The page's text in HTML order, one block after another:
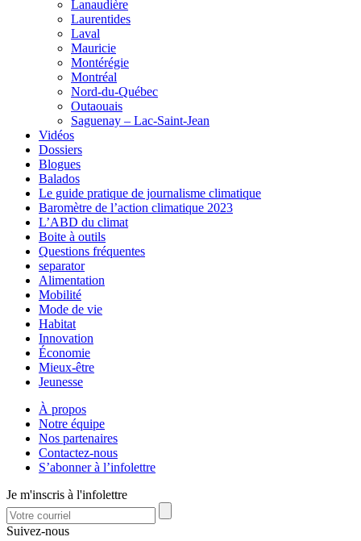
Lanaudière
Laurentides
Laval
Mauricie
Montérégie
Montréal
Nord-du-Québec
Outaouais
Saguenay – Lac-Saint-Jean
Vidéos
Dossiers
Blogues
Balados
Le guide pratique de journalisme climatique
Baromètre de l’action climatique 2023
L’ABD du climat
Boite à outils
Questions fréquentes
separator
Alimentation
Mobilité
Mode de vie
Habitat
Innovation
Économie
Mieux-être
Jeunesse
À propos
Notre équipe
Nos partenaires
Contactez-nous
S’abonner à l’infolettre
Je m'inscris à l'infolettre
Suivez-nous